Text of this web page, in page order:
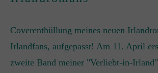
Coverenthüllung meines neuen
Irlandfans, aufgepasst! Am 11. April
zweite Band meiner "Verliebt-in-